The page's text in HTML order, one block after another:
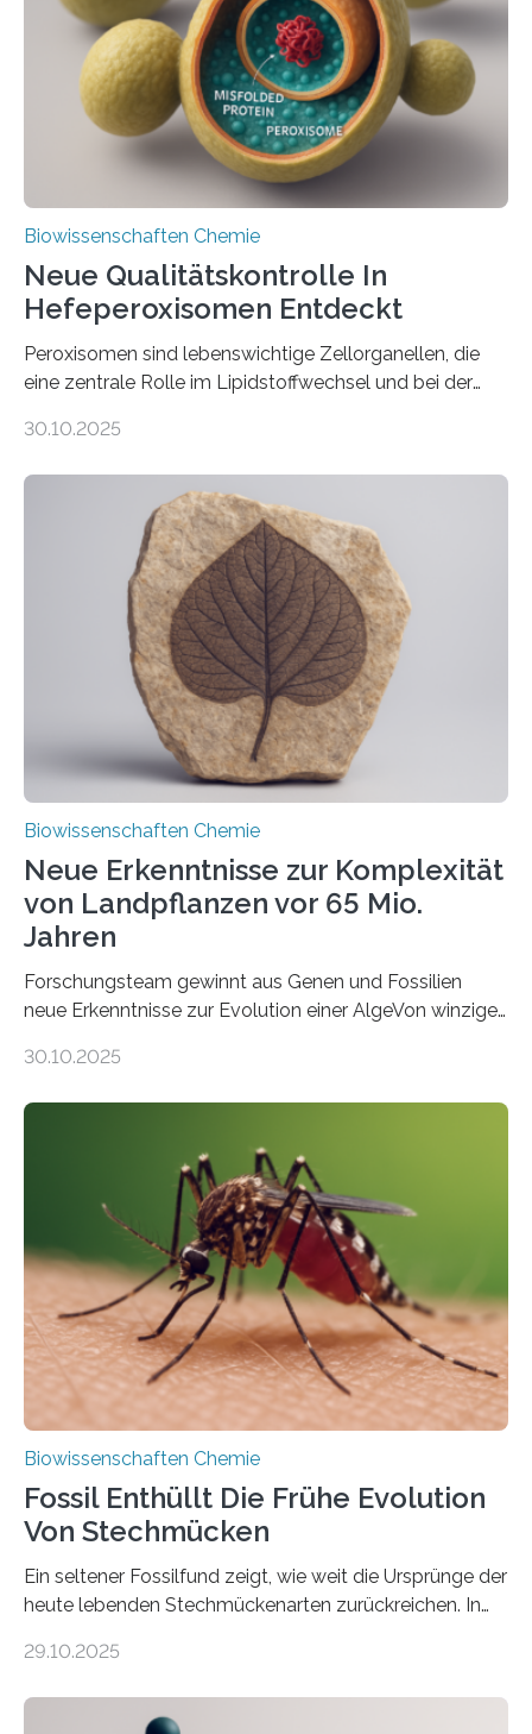
Biowissenschaften Chemie
Neue Qualitätskontrolle In
Hefeperoxisomen Entdeckt
Peroxisomen sind lebenswichtige Zellorganellen, die
eine zentrale Rolle im Lipidstoffwechsel und bei der
erfüllen können, müssen zahlreiche Enzyme präzise in
der Ruhr-Universität Bochum um Prof. Dr. Ralf Erdmann
und Dr. Ismaila Francis Yusuf hat nun einen bislang
unbekannten Qualitätskontrollmechanismus des
peroxisomalen Proteintransports in der Bäckerhefe
Saccharomyces cerevisiae entdeckt, der für die
Funktionsfähigkeit der Organellen entscheidend ist. Die
Studie wurde am 28. Oktober 2025 in der
Fachzeitschrift…
30.10.2025
Biowissenschaften Chemie
Neue Erkenntnisse zur Komplexität
von Landpflanzen vor 65 Mio.
Jahren
Forschungsteam gewinnt aus Genen und Fossilien
neue Erkenntnisse zur Evolution einer AlgeVon winzigen
Landpflanzen zählen zu den komplexesten
Grünalgen, die vor Hunderten von Millionen Jahren
lebten. Unter den Vorfahren sticht eine Gruppe heraus,
die noch heute in der Natur vorkommt: die
Süßwasseralge Coleochaetophyceae. Einige Arten
dieser Gruppe bilden aus Zellfäden dichte Geflechte
mit scheibenförmiger Gestalt. Was auffällig ist: Die
nächsten…
30.10.2025
Biowissenschaften Chemie
Fossil Enthüllt Die Frühe Evolution
Von Stechmücken
Ein seltener Fossilfund zeigt, wie weit die Ursprünge der
heute lebenden Stechmückenarten zurückreichen. In
Forschende die bisher älteste bekannte Stechmücken-
Region Kachin in Myanmar und hat sich in
29.10.2025